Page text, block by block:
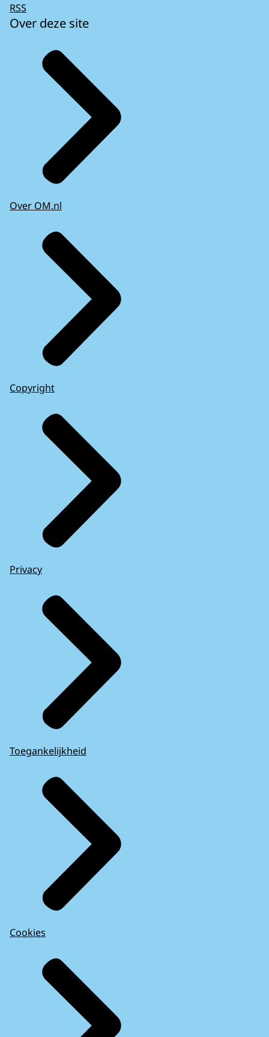
RSS
Over deze site
Over OM.nl
Copyright
Privacy
Toegankelijkheid
Cookies